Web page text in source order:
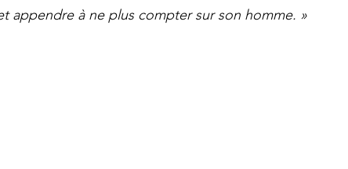
appendre à ne plus compter sur son homme. »